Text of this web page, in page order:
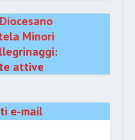
Minori
attive
e-mail